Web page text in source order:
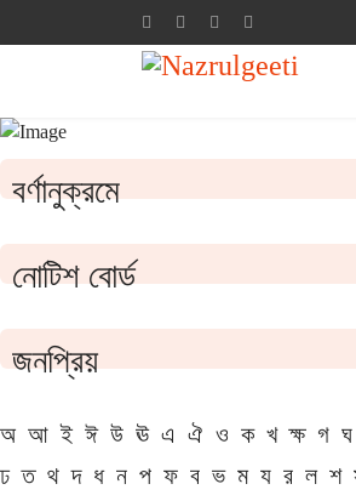
বর্ণানুক্রমে
নোটিশ বোর্ড
জনপ্রিয়
অ আ ই ঈ উ ঊ এ ঐ ও ক খ ক্ষ গ ঘ
ঢ ত থ দ ধ ন প ফ ব ভ ম য র ল শ